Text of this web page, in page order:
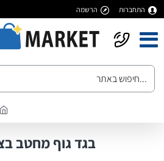
התחברות הרשמה
בגד גוף מחטב